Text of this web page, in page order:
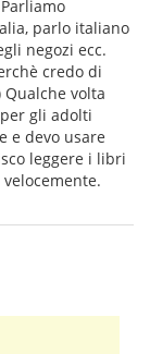
parlo italiano
negozi ecc.
credo di
volta
gli adolti
e devo usare
leggere i libri